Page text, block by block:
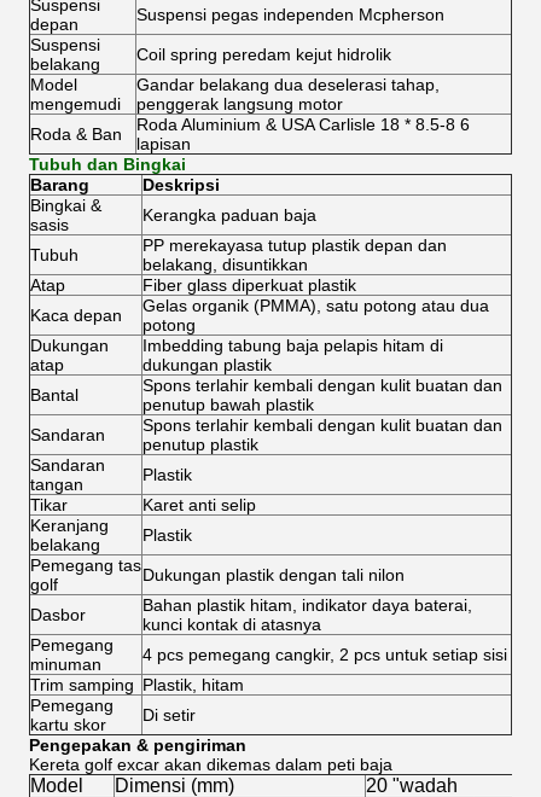
Suspensi
depan
Suspensi pegas independen Mcpherson
Suspensi
belakang
Coil spring peredam kejut hidrolik
Model
mengemudi
Gandar belakang dua deselerasi tahap,
penggerak langsung motor
Roda & Ban
Roda Aluminium & USA Carlisle 18 * 8.5-8 6
lapisan
Tubuh dan Bingkai
Barang
Deskripsi
Bingkai &
sasis
Kerangka paduan baja
Tubuh
PP merekayasa tutup plastik depan dan
belakang, disuntikkan
Atap
Fiber glass diperkuat plastik
Kaca depan
Gelas organik (PMMA), satu potong atau dua
potong
Dukungan
atap
Imbedding tabung baja pelapis hitam di
dukungan plastik
Bantal
Spons terlahir kembali dengan kulit buatan dan
penutup bawah plastik
Sandaran
Spons terlahir kembali dengan kulit buatan dan
penutup plastik
Sandaran
tangan
Plastik
Tikar
Karet anti selip
Keranjang
belakang
Plastik
Pemegang tas
golf
Dukungan plastik dengan tali nilon
Dasbor
Bahan plastik hitam, indikator daya baterai,
kunci kontak di atasnya
Pemegang
minuman
4 pcs pemegang cangkir, 2 pcs untuk setiap sisi
Trim samping Plastik, hitam
Pemegang
kartu skor
Di setir
Pengepakan & pengiriman
Kereta golf excar akan dikemas dalam peti baja
Model Dimensi (mm) 20 "wadah